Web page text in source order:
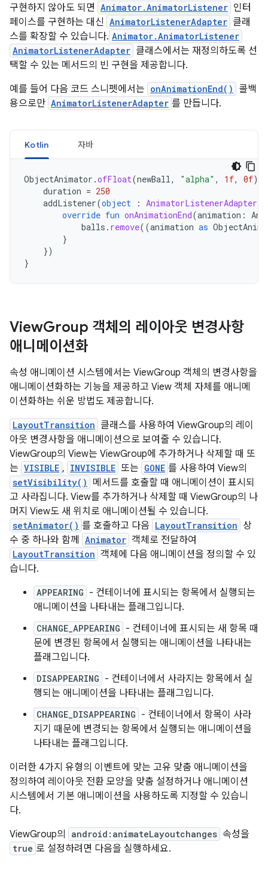
구현하지 않아도 되면 Animator.AnimatorListener 인터
페이스를 구현하는 대신 AnimatorListenerAdapter 클래
스를 확장할 수 있습니다. Animator.AnimatorListener
AnimatorListenerAdapter 클래스에서는 재정의하도록 선
택할 수 있는 메서드의 빈 구현을 제공합니다.
예를 들어 다음 코드 스니펫에서는 onAnimationEnd()
콜백
용으로만 AnimatorListenerAdapter 를 만듭니다.
Kotlin 자바
ObjectAnimator .ofFloat(newBall, "alpha" , 1f, 0f).
duration = 250
addListener(object : AnimatorListenerAdapter
override fun onAnimationEnd(animation :
balls . remove((animation as
}
})
}
ViewGroup 객체의 레이아웃 변경사항
애니메이션화
속성 애니메이션 시스템에서는 ViewGroup 객체의 변경사항을
애니메이션화하는 기능을 제공하고 View 객체 자체를 애니메
이션화하는 쉬운 방법도 제공합니다.
LayoutTransition 클래스를 사용하여 ViewGroup의 레이
아웃 변경사항을 애니메이션으로 보여줄 수 있습니다.
ViewGroup의 View는 ViewGroup에 추가하거나 삭제할 때 또
는 VISIBLE , INVISIBLE 또는 GONE 를 사용하여 View의
setVisibility()
메서드를 호출할 때 애니메이션이 표시되
고 사라집니다. View를 추가하거나 삭제할 때 ViewGroup의 나
머지 View도 새 위치로 애니메이션될 수 있습니다.
setAnimator() 를 호출하고 다음 LayoutTransition 상
수 중 하나와 함께
Animator 객체로 전달하여
LayoutTransition 객체에 다음 애니메이션을 정의할 수 있
습니다.
APPEARING - 컨테이너에 표시되는 항목에서 실행되는
애니메이션을 나타내는 플래그입니다.
CHANGE_APPEARING - 컨테이너에 표시되는 새 항목 때
문에 변경된 항목에서 실행되는 애니메이션을 나타내는
플래그입니다.
DISAPPEARING - 컨테이너에서 사라지는 항목에서 실
행되는 애니메이션을 나타내는 플래그입니다.
CHANGE_DISAPPEARING - 컨테이너에서 항목이 사라
지기 때문에 변경되는 항목에서 실행되는 애니메이션을
나타내는 플래그입니다.
이러한 4가지 유형의 이벤트에 맞는 고유 맞춤 애니메이션을
정의하여 레이아웃 전환 모양을 맞춤 설정하거나 애니메이션
시스템에서 기본 애니메이션을 사용하도록 지정할 수 있습니
다.
ViewGroup의
android:animateLayoutchanges 속성을
true 로 설정하려면 다음을 실행하세요.